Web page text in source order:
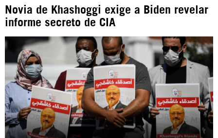
Instagram como: hispan_tv
https://www.facebook.com/Nexolatino.Canal
http://twitter.com/nexo_latino
Novia de Khashoggi exige a Biden revelar
informe secreto de CIA